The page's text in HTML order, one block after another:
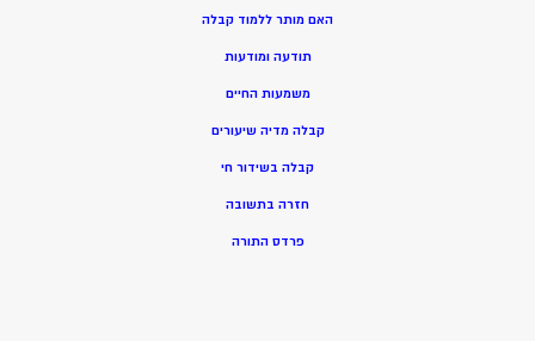
האם מותר ללמוד קבלה
תודעה ומודעות
משמעות החיים
קבלה מדיה שיעורים
קבלה בשידור חי
חזרה בתשובה
פרדס התורה